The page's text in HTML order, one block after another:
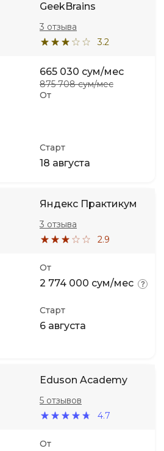
GeekBrains
3.2
3 отзыва
От
665 030 сум/мес
875 708 сум/мес
Старт
18 августа
Яндекс Практикум
2.9
3 отзыва
От
2 774 000 сум/мес
Старт
6 августа
Eduson Academy
4.7
5 отзывов
От